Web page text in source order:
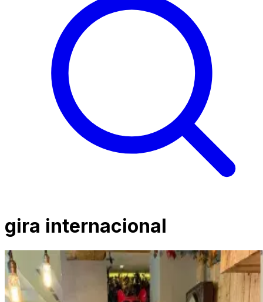
gira internacional